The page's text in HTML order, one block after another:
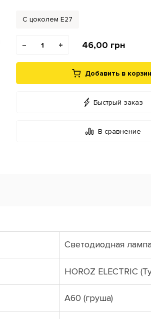
С цоколем Е27
− + 46,00 грн
Добавить в
Быстрый заказ
В сравнение
Cветодиодная
HOROZ ELECTRIC
А60 (груша)